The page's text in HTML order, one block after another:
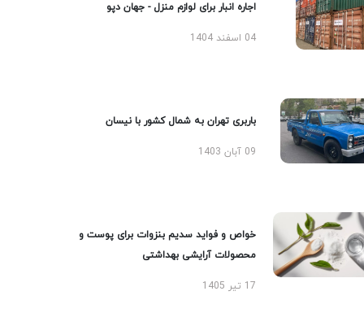
اجاره انبار برای لوازم منزل - جهان دپو
04 اسفند 1404
باربری تهران به شمال کشور با نیسان
09 آبان 1403
خواص و فواید سدیم بنزوات برای پوست و
محصولات آرایشی بهداشتی
17 تیر 1405